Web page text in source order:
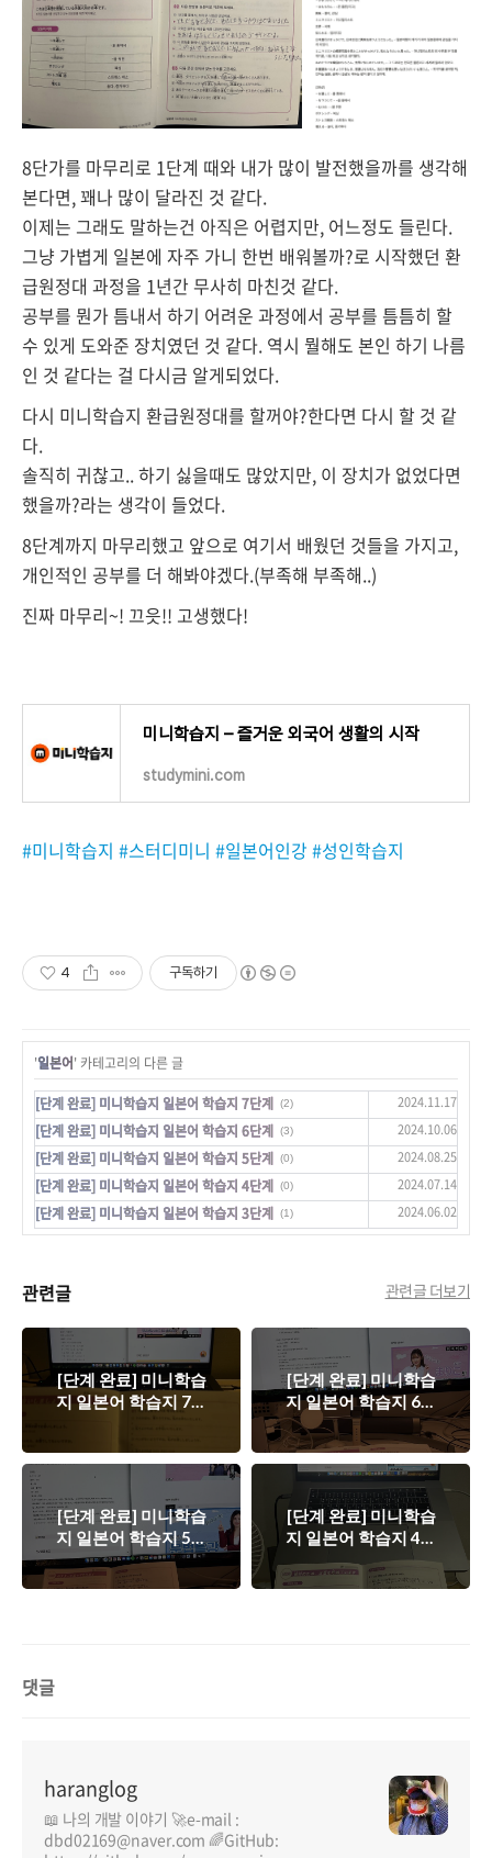
8단가를 마무리로 1단계 때와 내가 많이 발전했을까를 생각해
본다면, 꽤나 많이 달라진 것 같다.
이제는 그래도 말하는건 아직은 어렵지만, 어느정도 들린다.
그냥 가볍게 일본에 자주 가니 한번 배워볼까?로 시작했던 환
급원정대 과정을 1년간 무사히 마친것 같다.
공부를 뭔가 틈내서 하기 어려운 과정에서 공부를 틈틈히 할
수 있게 도와준 장치였던 것 같다. 역시 뭘해도 본인 하기 나름
인 것 같다는 걸 다시금 알게되었다.
다시 미니학습지 환급원정대를 할꺼야?한다면 다시 할 것 같
다.
솔직히 귀찮고.. 하기 싫을때도 많았지만, 이 장치가 없었다면
했을까?라는 생각이 들었다.
8단계까지 마무리했고 앞으로 여기서 배웠던 것들을 가지고,
개인적인 공부를 더 해봐야겠다.(부족해 부족해..)
진짜 마무리~! 끄읏!! 고생했다!
미니학습지 – 즐거운 외국어 생활의 시작
studymini.com
#미니학습지 #스터디미니 #일본어인강 #성인학습지
4 구독하기
'일본어' 카테고리의 다른 글
[단계 완료] 미니학습지 일본어 학습지 7단계 (2) 2024.11.17
[단계 완료] 미니학습지 일본어 학습지 6단계 (3) 2024.10.06
[단계 완료] 미니학습지 일본어 학습지 5단계 (0) 2024.08.25
[단계 완료] 미니학습지 일본어 학습지 4단계 (0) 2024.07.14
[단계 완료] 미니학습지 일본어 학습지 3단계 (1) 2024.06.02
관련글 관련글 더보기
[단계 완료] 미니학습
지 일본어 학습지 7단
[단계 완료] 미니학습
지 일본어 학습지 6단
계
[단계 완료] 미니학습
지 일본어 학습지 5단
계
[단계 완료] 미니학습
지 일본어 학습지 4단
계
댓글
haranglog
📖 나의 개발 이야기 🚀e-mail :
dbd02169@naver.com 🌈GitHub: